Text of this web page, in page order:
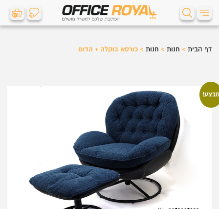
0 0
דף הבית > חנות > חנות > כורסא בוקלה + הדום